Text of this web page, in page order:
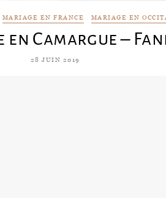
MARIAGE EN FRANCE MARIAGE EN
Camargue –
28 JUIN 2019